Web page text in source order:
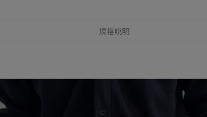
規格說明